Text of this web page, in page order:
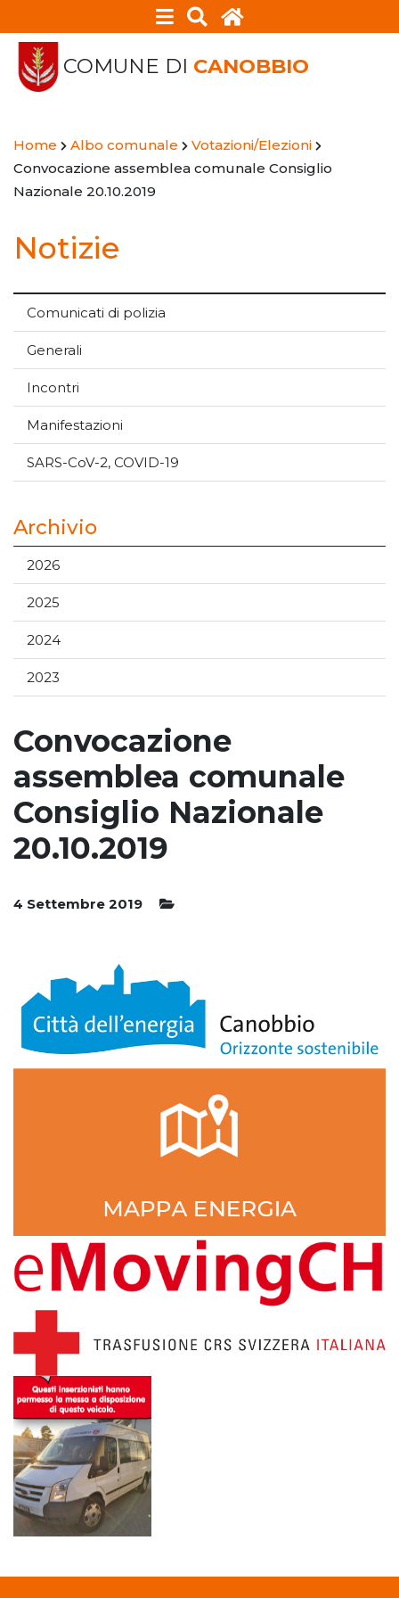
COMUNE DI CANOBBIO
Home Albo comunale
Votazioni/Elezioni
Convocazione assemblea comunale Consiglio
Nazionale 20.10.2019
Notizie
Comunicati di polizia
Generali
Incontri
Manifestazioni
SARS-CoV-2, COVID-19
Archivio
2026
2025
2024
2023
Convocazione
assemblea comunale
Consiglio Nazionale
20.10.2019
4 Settembre 2019